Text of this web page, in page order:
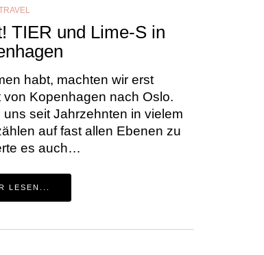
TIER und Lime-S in
habt, machten wir erst
Kopenhagen nach Oslo.
seit Jahrzehnten in vielem
auf fast allen Ebenen zu
es auch…
LESEN...